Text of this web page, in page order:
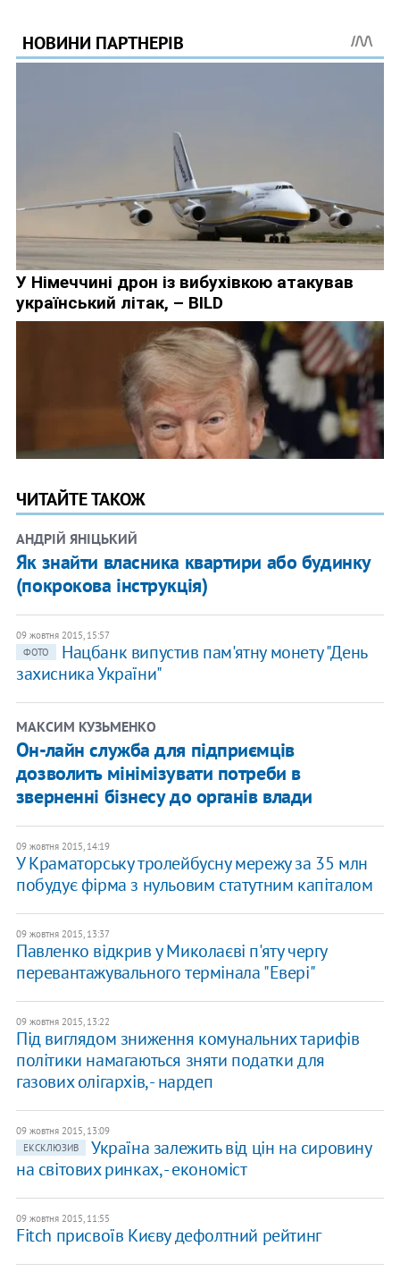
ЧИТАЙТЕ ТАКОЖ
АНДРІЙ ЯНІЦЬКИЙ
Як знайти власника квартири або будинку
(покрокова інструкція)
09 жовтня 2015, 15:57
ФОТО
Нацбанк випустив пам'ятну монету "День
захисника України"
МАКСИМ КУЗЬМЕНКО
Он-лайн служба для підприємців
дозволить мінімізувати потреби в
зверненні бізнесу до органів влади
09 жовтня 2015, 14:19
У Краматорську тролейбусну мережу за 35 млн
побудує фірма з нульовим статутним капіталом
09 жовтня 2015, 13:37
Павленко відкрив у Миколаєві п'яту чергу
перевантажувального термінала "Евері"
09 жовтня 2015, 13:22
Під виглядом зниження комунальних тарифів
політики намагаються зняти податки для
газових олігархів, - нардеп
09 жовтня 2015, 13:09
ЕКСКЛЮЗИВ
Україна залежить від цін на сировину
на світових ринках, - економіст
09 жовтня 2015, 11:55
Fitch присвоїв Києву дефолтний рейтинг